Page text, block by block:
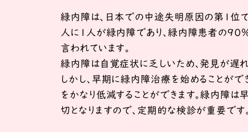
緑内障は、日本での中途失明原因の第１位
人に１人が緑内障であり、緑内障患者の90
言われています。
緑内障は自覚症状に乏しいため、発見が遅れ
しかし、早期に緑内障治療を始めることがで
をかなり低減することができます。緑内障は
切となりますので、定期的な検診が重要です。